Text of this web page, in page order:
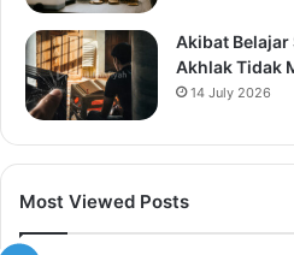
Akibat
Akhlak Tidak
14 July 2026
Most Viewed Posts